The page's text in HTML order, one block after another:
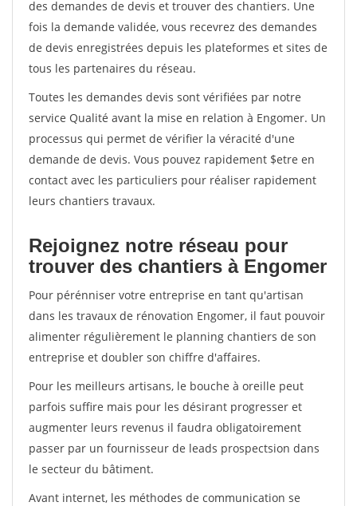
des demandes de devis et trouver des chantiers. Une
fois la demande validée, vous recevrez des demandes
de devis enregistrées depuis les plateformes et sites de
tous les partenaires du réseau.
Toutes les demandes devis sont vérifiées par notre
service Qualité avant la mise en relation à Engomer. Un
processus qui permet de vérifier la véracité d'une
demande de devis. Vous pouvez rapidement $etre en
contact avec les particuliers pour réaliser rapidement
leurs chantiers travaux.
Rejoignez notre réseau pour
trouver des chantiers à Engomer
Pour pérénniser votre entreprise en tant qu'artisan
dans les travaux de rénovation Engomer, il faut pouvoir
alimenter régulièrement le planning chantiers de son
entreprise et doubler son chiffre d'affaires.
Pour les meilleurs artisans, le bouche à oreille peut
parfois suffire mais pour les désirant progresser et
augmenter leurs revenus il faudra obligatoirement
passer par un fournisseur de leads prospectsion dans
le secteur du bâtiment.
Avant internet, les méthodes de communication se